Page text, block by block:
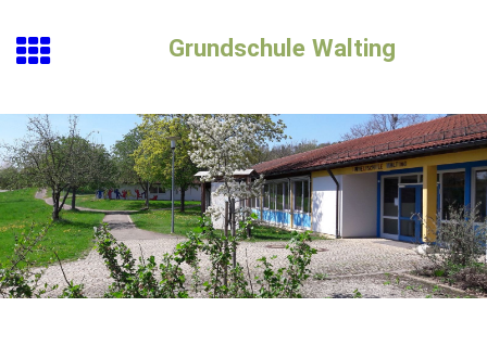
Grundschule Walting